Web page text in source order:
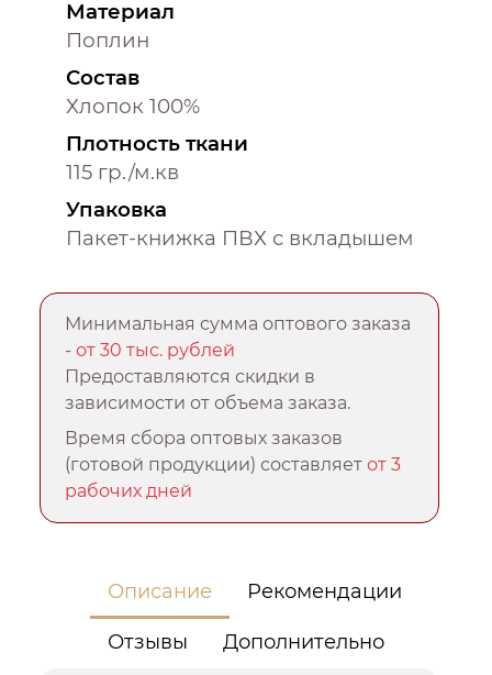
Материал
Поплин
Состав
Хлопок 100%
Плотность ткани
115 гр./м.кв
Упаковка
Пакет-книжка ПВХ с вкладышем
Минимальная сумма оптового заказа
-от 30 тыс. рублей
Предоставляются скидки в
зависимости от объема заказа.
Время сбора оптовых заказов
(готовой продукции) составляетот 3
рабочих дней
Описание Рекомендации
Отзывы Дополнительно